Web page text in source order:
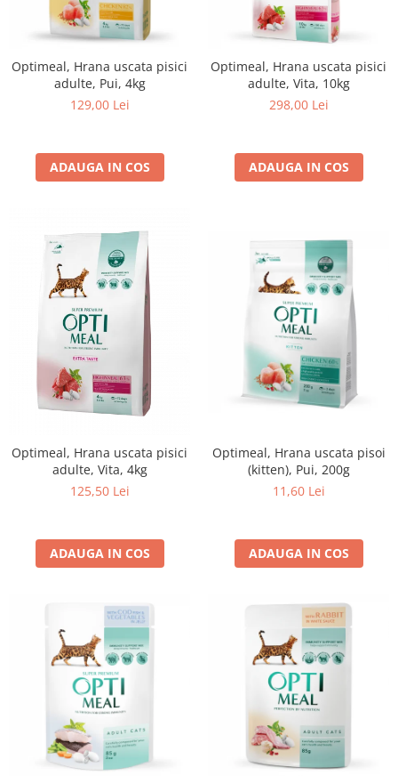
Optimeal, Hrana uscata pisici
adulte, Pui, 4kg
129,00 Lei
ADAUGA IN COS
Optimeal, Hrana uscata pisici
adulte, Vita, 10kg
298,00 Lei
ADAUGA IN COS
Optimeal, Hrana uscata pisici
adulte, Vita, 4kg
125,50 Lei
ADAUGA IN COS
Optimeal, Hrana uscata pisoi
(kitten), Pui, 200g
11,60 Lei
ADAUGA IN COS